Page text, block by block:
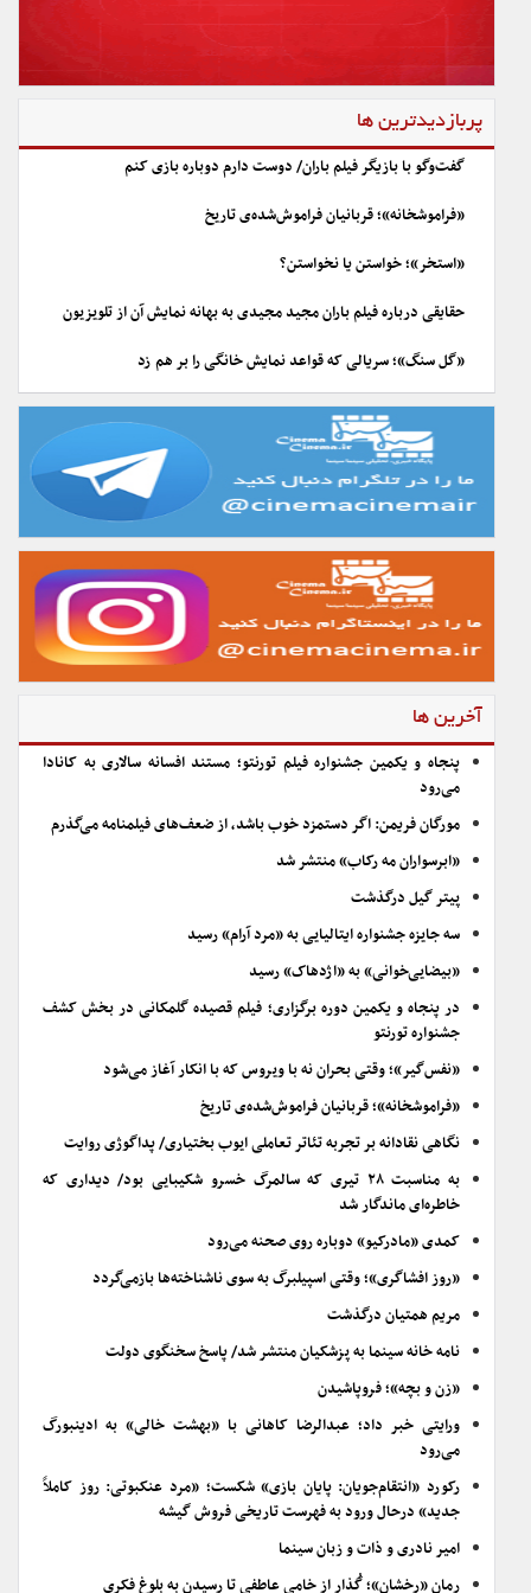
پربازدیدترین ها
گفت‌وگو با بازیگر فیلم باران/ دوست دارم دوباره بازی کنم
«فراموشخانه»؛ قربانیان فراموش‌شده‌ی تاریخ
«استخر»؛ خواستن یا نخواستن؟
حقایقی درباره فیلم باران مجید مجیدی به بهانه نمایش آن از تلویزیون
«گل سنگ»؛ سریالی که قواعد نمایش خانگی را بر هم زد
آخرین ها
پنجاه و یکمین جشنواره فیلم تورنتو؛ مستند افسانه سالاری به کانادا
می‌رود
مورگان فریمن: اگر دستمزد خوب باشد، از ضعف‌های فیلمنامه می‌گذرم
«ابرسواران مه رکاب» منتشر شد
پیتر گیل درگذشت
سه جایزه جشنواره ایتالیایی به «مرد آرام» رسید
«بیضایی‌خوانی» به «اژدهاک» رسید
در پنجاه و یکمین دوره برگزاری؛ فیلم قصیده گلمکانی در بخش کشف
جشنواره تورنتو
«نفس‌گیر»؛ وقتی بحران نه با ویروس که با انکار آغاز می‌شود
«فراموشخانه»؛ قربانیان فراموش‌شده‌ی تاریخ
نگاهی نقادانه بر تجربه تئاتر تعاملی ایوب بختیاری/ پداگوژی روایت
به مناسبت ۲۸ تیری که سالمرگ خسرو شکیبایی بود/ دیداری که
خاطره‌ای ماندگار شد
کمدی «مادرکیو» دوباره روی صحنه می‌رود
«روز افشاگری»؛ وقتی اسپیلبرگ به سوی ناشناخته‌ها بازمی‌گردد
مریم همتیان درگذشت
نامه خانه سینما به پزشکیان منتشر شد/ پاسخ سخنگوی دولت
«زن و بچه»؛ فروپاشیدن
ورایتی خبر داد؛ عبدالرضا کاهانی با «بهشت خالی» به ادینبورگ
می‌رود
رکورد «انتقام‌جویان: پایان بازی» شکست؛ «مرد عنکبوتی: روز کاملاً
جدید» درحال ورود به فهرست تاریخی فروش گیشه
امیر نادری و ذات و زبان سینما
رمان «رخشان»؛ گُذار از خامیِ عاطفی تا رسیدن به بلوغ فکری